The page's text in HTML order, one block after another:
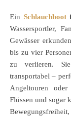
Ein Schlauchboot
Wassersportler,
Gewässer
bis zu vier
zu verlieren.
transportabel –
Angeltouren
Flüssen und sogar